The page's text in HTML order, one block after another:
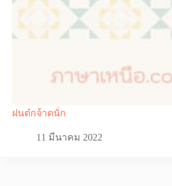
ฝนต๋กจ้าดนั่ก
11 มีนาคม 2022